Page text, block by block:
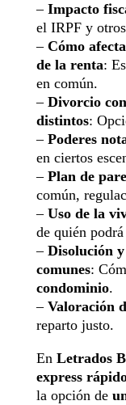
– Impacto
el IRPF y
– Cómo
de la renta:
en común.
– Divorcio
distintos:
– Poderes
en ciertos
– Plan de
común,
– Uso de la
de quién
– Disolución
comunes:
condominio.
– Valoración
reparto justo.
En Letrados
express
la opción de